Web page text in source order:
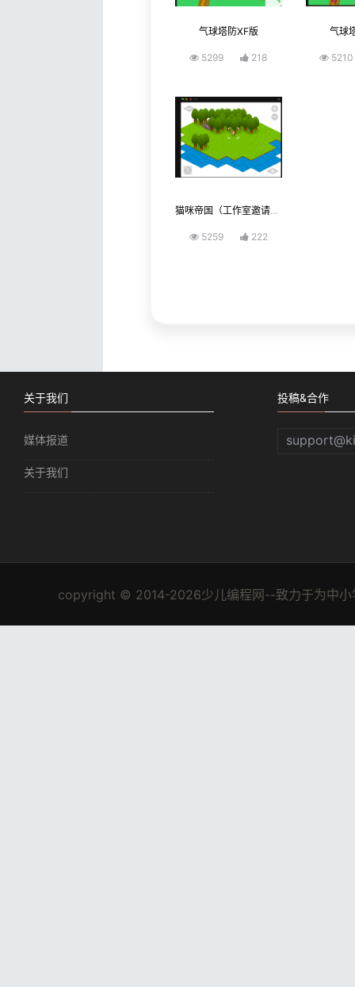
气球塔防XF版
5299 218
气球
猫咪帝国（工作室邀请码点击链接加入我们的工作室吧：http://www.kidscode.cn/user/join_team/tid/1192.html）
5259 222
关于我们
媒体报道
关于我们
投稿&合作
copyright © 2014-2026少儿编程网--致力于为中小